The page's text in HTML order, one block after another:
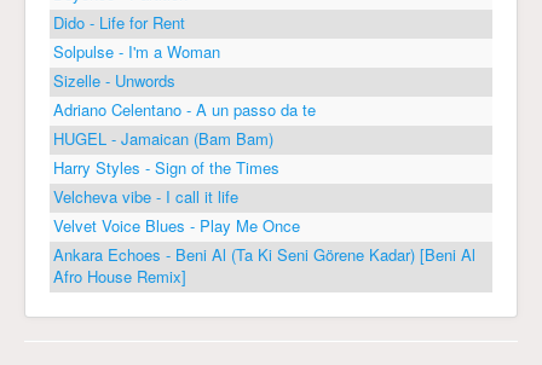
Dido - Life for Rent
Solpulse - I'm a Woman
Sizelle - Unwords
Adriano Celentano - A un passo da te
HUGEL - Jamaican (Bam Bam)
Harry Styles - Sign of the Times
Velcheva vibe - I call it life
Velvet Voice Blues - Play Me Once
Ankara Echoes - Beni Al (Ta Ki Seni Görene Kadar) [Beni Al
Afro House Remix]